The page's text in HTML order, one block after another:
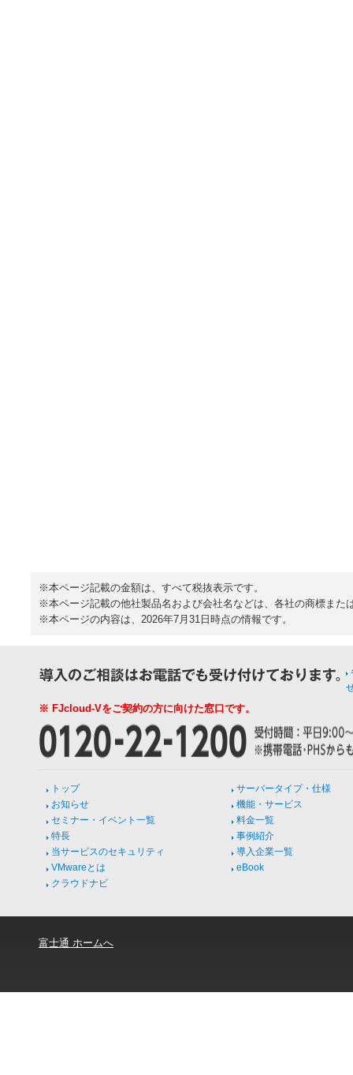
※本ページ記載の金額は、すべて税抜表示です。
※本ページ記載の他社製品名および会社名などは、各社の商標また
※本ページの内容は、2026年7月31日時点の情報です。
※ FJcloud-Vをご契約の方に向けた窓口です。
トップ
お知らせ
セミナー・イベント一覧
特長
当サービスのセキュリティ
VMwareとは
クラウドナビ
サーバータイプ・仕様
機能・サービス
料金一覧
事例紹介
導入企業一覧
eBook
富士通 ホームへ